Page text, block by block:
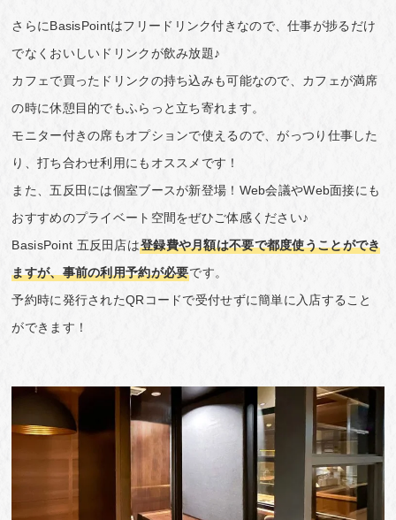
さらにBasisPointはフリードリンク付きなので、仕事が捗るだけ
でなくおいしいドリンクが飲み放題♪
カフェで買ったドリンクの持ち込みも可能なので、カフェが満席
の時に休憩目的でもふらっと立ち寄れます。
モニター付きの席もオプションで使えるので、がっつり仕事した
り、打ち合わせ利用にもオススメです！
また、五反田には個室ブースが新登場！Web会議やWeb面接にも
おすすめのプライベート空間をぜひご体感ください♪
BasisPoint 五反田店は登録費や月額は不要で都度使うことができ
ますが、事前の利用予約が必要です。
予約時に発行されたQRコードで受付せずに簡単に入店すること
ができます！